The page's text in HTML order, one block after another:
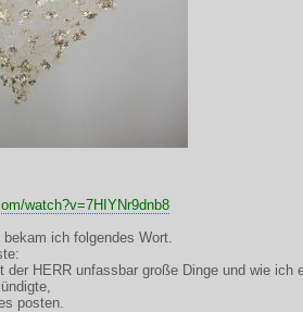
watch?v=7HIYNr9dnb8
ich folgendes Wort.
der HERR unfassbar große Dinge und wie ich
posten.